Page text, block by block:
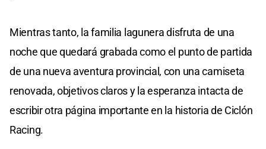
Mientras tanto, la familia lagunera disfruta de una
noche que quedará grabada como el punto de partida
de una nueva aventura provincial, con una camiseta
renovada, objetivos claros y la esperanza intacta de
escribir otra página importante en la historia de Ciclón
Racing.